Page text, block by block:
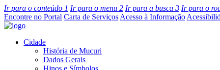
Ir para o conteúdo 1 Ir para o menu 2 Ir para a busca 3 Ir para o
Encontre no Portal Carta de Serviços Acesso à Informação
Cidade
História de Mucuri
Dados Gerais
Hinos e Símbolos